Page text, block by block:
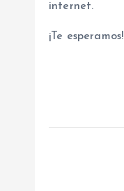
internet.
¡Te esperamos!